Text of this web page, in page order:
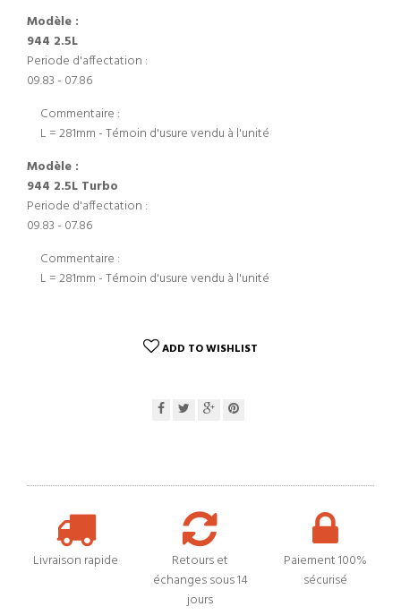
Modèle :
944 2.5L
Periode d'affectation :
09.83 - 07.86
Commentaire :
L = 281mm - Témoin d'usure vendu à l'unité
Modèle :
944 2.5L Turbo
Periode d'affectation :
09.83 - 07.86
Commentaire :
L = 281mm - Témoin d'usure vendu à l'unité
ADD TO WISHLIST
Livraison rapide
Retours et
échanges sous 14
jours
Paiement 100%
sécurisé